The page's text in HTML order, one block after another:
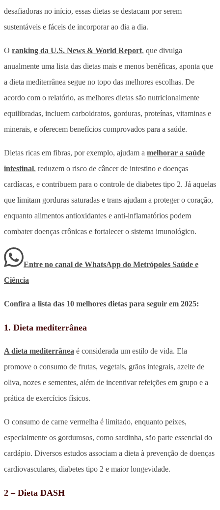
desafiadoras no início, essas dietas se destacam por serem
sustentáveis e fáceis de incorporar ao dia a dia.
O ranking da U.S. News & World Report, que divulga
anualmente uma lista das dietas mais e menos benéficas, aponta que
a dieta mediterrânea segue no topo das melhores escolhas. De
acordo com o relatório, as melhores dietas são nutricionalmente
equilibradas, incluem carboidratos, gorduras, proteínas, vitaminas e
minerais, e oferecem benefícios comprovados para a saúde.
Dietas ricas em fibras, por exemplo, ajudam a melhorar a saúde
intestinal, reduzem o risco de câncer de intestino e doenças
cardíacas, e contribuem para o controle de diabetes tipo 2. Já aquelas
que limitam gorduras saturadas e trans ajudam a proteger o coração,
enquanto alimentos antioxidantes e anti-inflamatórios podem
combater doenças crônicas e fortalecer o sistema imunológico.
Entre no canal de WhatsApp do Metrópoles Saúde e
Ciência
Confira a lista das 10 melhores dietas para seguir em 2025:
1. Dieta mediterrânea
A dieta mediterrânea é considerada um estilo de vida. Ela
promove o consumo de frutas, vegetais, grãos integrais, azeite de
oliva, nozes e sementes, além de incentivar refeições em grupo e a
prática de exercícios físicos.
O consumo de carne vermelha é limitado, enquanto peixes,
especialmente os gordurosos, como sardinha, são parte essencial do
cardápio. Diversos estudos associam a dieta à prevenção de doenças
cardiovasculares, diabetes tipo 2 e maior longevidade.
2 – Dieta DASH